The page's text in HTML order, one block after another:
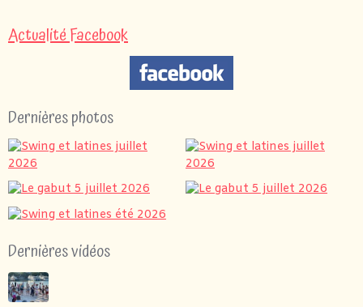
Actualité Facebook
Dernières photos
Dernières vidéos